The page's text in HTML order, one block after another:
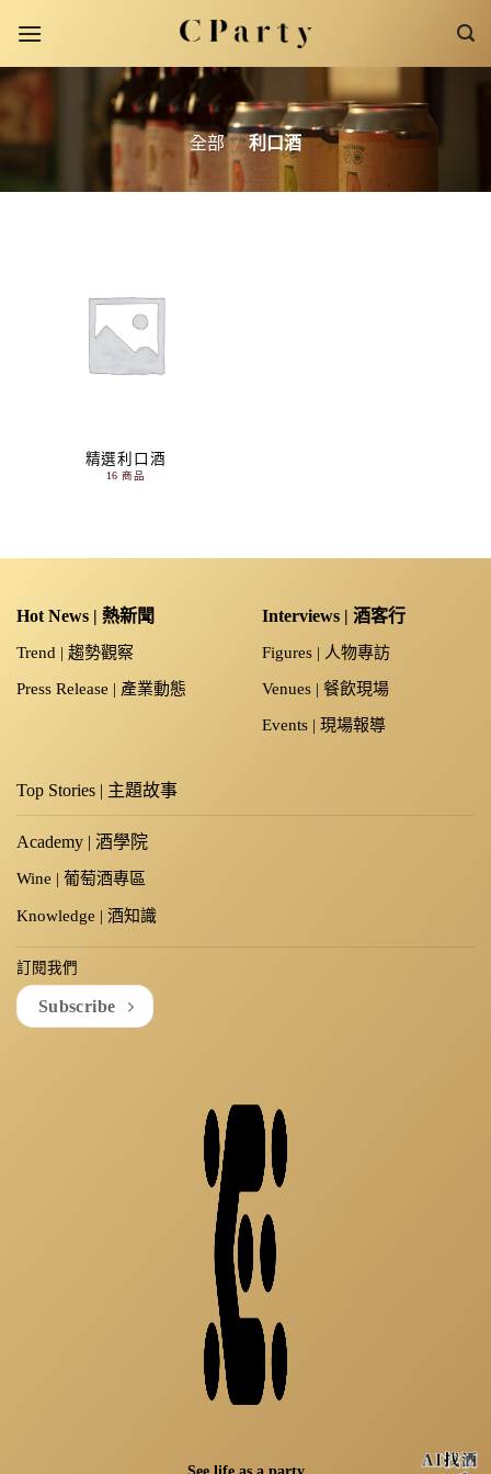
content
全部 / 利口酒
精選利口酒
16 商品
Hot News | 熱新聞
Trend | 趨勢觀察
Press Release | 產業動態
Interviews | 酒客行
Figures | 人物專訪
Venues | 餐飲現場
Events | 現場報導
Top Stories | 主題故事
Academy | 酒學院
Wine | 葡萄酒專區
Knowledge | 酒知識
訂閱我們
Subscribe